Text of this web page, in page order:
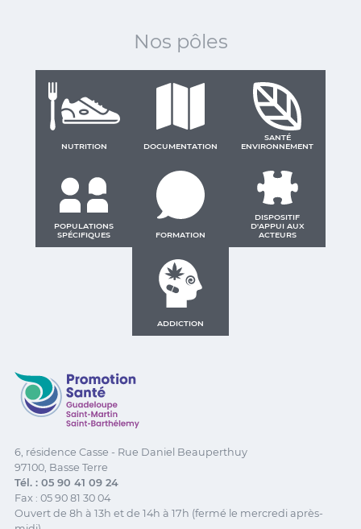
Nos pôles
NUTRITION DOCUMENTATION
SANTÉ
ENVIRONNEMENT
POPULATIONS
SPÉCIFIQUES
FORMATION
DISPOSITIF
D'APPUI AUX
ACTEURS
ADDICTION
Promotion Santé Guadeloupe, Saint-Martin, Saint
6, résidence Casse - Rue Daniel Beauperthuy
97100, Basse Terre
Tél. : 05 90 41 09 24
Fax : 05 90 81 30 04
Ouvert de 8h à 13h et de 14h à 17h (fermé le mercredi après-